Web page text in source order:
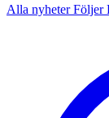
Alla nyheterFöljer